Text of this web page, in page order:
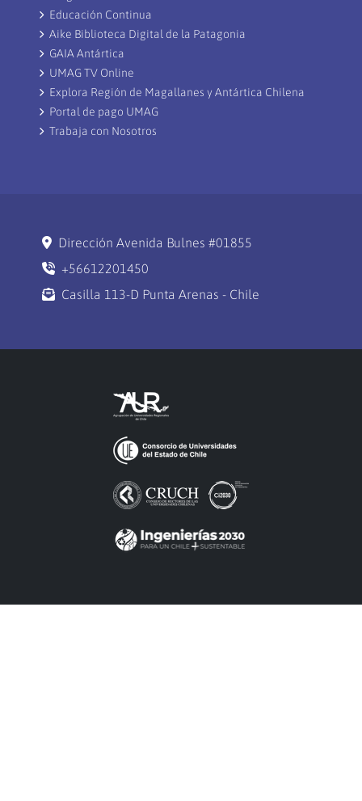
Educación Continua
Aike Biblioteca Digital de la Patagonia
GAIA Antártica
UMAG TV Online
Explora Región de Magallanes y Antártica Chilena
Portal de pago UMAG
Trabaja con Nosotros
Dirección Avenida Bulnes #01855
+56612201450
Casilla 113-D Punta Arenas - Chile